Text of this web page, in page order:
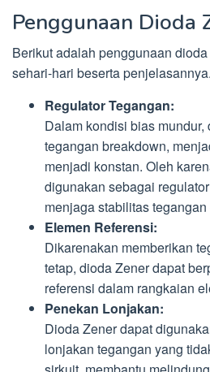
Penggunaan Dioda
Berikut adalah penggunaan
sehari-hari beserta penjelasannya.
Regulator Tegangan:
Dalam kondisi bias
tegangan breakdown,
menjadi konstan. Oleh
digunakan sebagai
menjaga stabilitas
Elemen Referensi:
Dikarenakan memberikan
tetap, dioda Zener dapat
referensi dalam rangkaian
Penekan Lonjakan:
Dioda Zener dapat
lonjakan tegangan yang